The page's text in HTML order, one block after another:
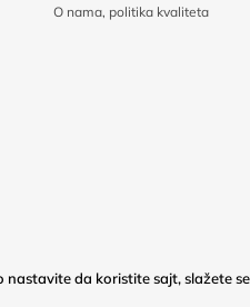
O nama, politika kvaliteta
nastavite da koristite sajt, slažete